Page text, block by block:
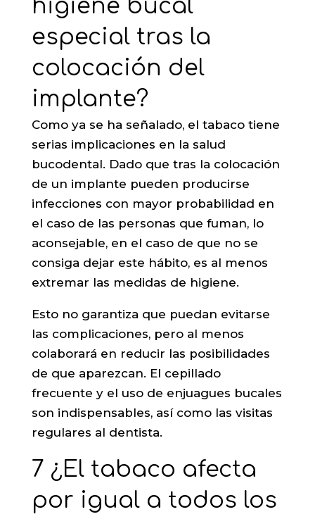
higiene bucal
especial tras la
colocación del
implante?
Como ya se ha señalado, el tabaco tiene
serias implicaciones en la salud
bucodental. Dado que tras la colocación
de un implante pueden producirse
infecciones con mayor probabilidad en
el caso de las personas que fuman, lo
aconsejable, en el caso de que no se
consiga dejar este hábito, es al menos
extremar las medidas de higiene.
Esto no garantiza que puedan evitarse
las complicaciones, pero al menos
colaborará en reducir las posibilidades
de que aparezcan. El cepillado
frecuente y el uso de enjuagues bucales
son indispensables, así como las visitas
regulares al dentista.
7 ¿El tabaco afecta
por igual a todos los